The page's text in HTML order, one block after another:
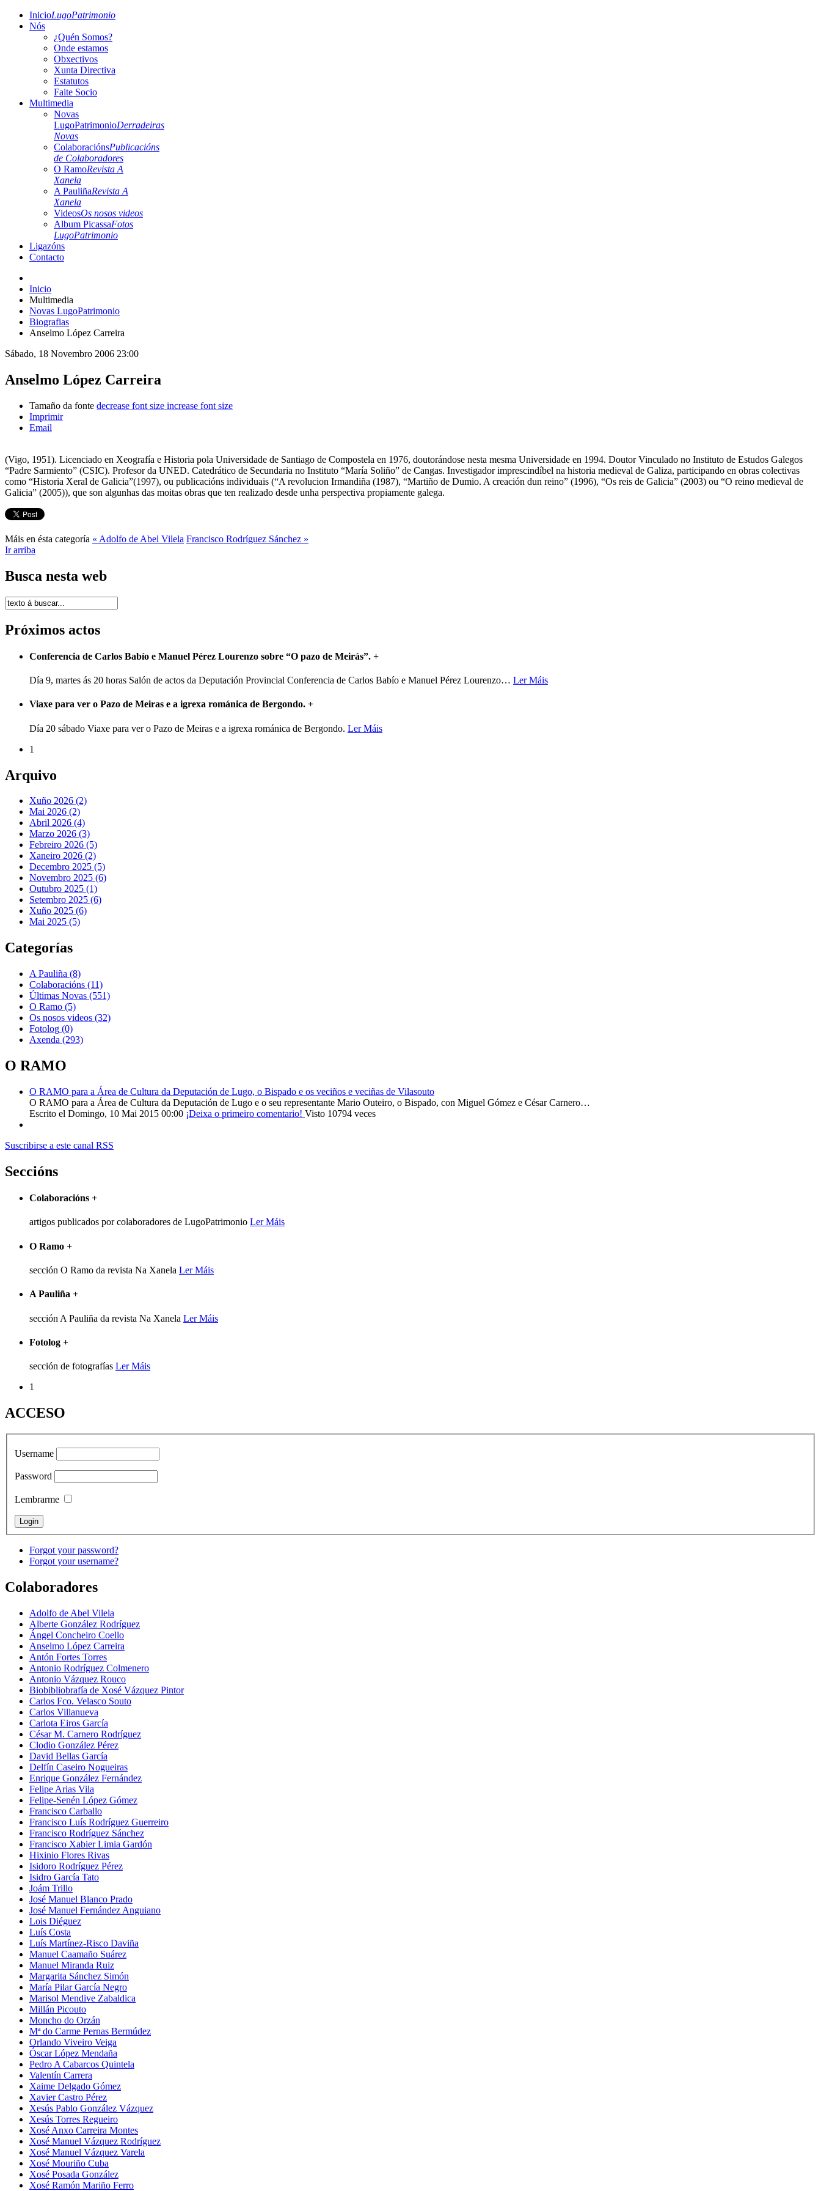
InicioLugoPatrimonio
Nós
¿Quén Somos?
Onde estamos
Obxectivos
Xunta Directiva
Estatutos
Faite Socio
Multimedia
Novas
LugoPatrimonioDerradeiras
Novas
ColaboraciónsPublicacións
de Colaboradores
O RamoRevista A
Xanela
A PauliñaRevista A
Xanela
VideosOs nosos videos
Album PicassaFotos
LugoPatrimonio
Ligazóns
Contacto
Inicio
Multimedia
Novas LugoPatrimonio
Biografias
Anselmo López Carreira
Sábado, 18 Novembro 2006 23:00
Anselmo López Carreira
Tamaño da fonte decrease font size increase font size
Imprimir
Email
(Vigo, 1951). Licenciado en Xeografía e Historia pola Universidade de Santiago de Compostela en 1976, doutorándose nesta mesma Universidade en 1994. Doutor Vinculado no Instituto de Estudos Galegos
“Padre Sarmiento” (CSIC). Profesor da UNED. Catedrático de Secundaria no Instituto “María Soliño” de Cangas. Investigador imprescindíbel na historia medieval de Galiza, participando en obras colectivas
como “Historia Xeral de Galicia”(1997), ou publicacións individuais (“A revolucion Irmandiña (1987), “Martiño de Dumio. A creación dun reino” (1996), “Os reis de Galicia” (2003) ou “O reino medieval de
Galicia” (2005)), que son algunhas das moitas obras que ten realizado desde unha perspectiva propiamente galega.
Máis en ésta categoría « Adolfo de Abel Vilela Francisco Rodríguez Sánchez »
Ir arriba
Busca nesta web
Próximos actos
Conferencia de Carlos Babío e Manuel Pérez Lourenzo sobre “O pazo de Meirás”. +
Día 9, martes ás 20 horas Salón de actos da Deputación Provincial Conferencia de Carlos Babío e Manuel Pérez Lourenzo… Ler Máis
Viaxe para ver o Pazo de Meiras e a igrexa románica de Bergondo. +
Día 20 sábado Viaxe para ver o Pazo de Meiras e a igrexa románica de Bergondo. Ler Máis
1
Arquivo
Xuño 2026 (2)
Mai 2026 (2)
Abril 2026 (4)
Marzo 2026 (3)
Febreiro 2026 (5)
Xaneiro 2026 (2)
Decembro 2025 (5)
Novembro 2025 (6)
Outubro 2025 (1)
Setembro 2025 (6)
Xuño 2025 (6)
Mai 2025 (5)
Categorías
A Pauliña (8)
Colaboracións (11)
Últimas Novas (551)
O Ramo (5)
Os nosos videos (32)
Fotolog (0)
Axenda (293)
O RAMO
O RAMO para a Área de Cultura da Deputación de Lugo, o Bispado e os veciños e veciñas de Vilasouto
O RAMO para a Área de Cultura da Deputación de Lugo e o seu representante Mario Outeiro, o Bispado, con Miguel Gómez e César Carnero…
Escrito el Domingo, 10 Mai 2015 00:00 ¡Deixa o primeiro comentario! Visto 10794 veces
Suscribirse a este canal RSS
Seccións
Colaboracións +
artigos publicados por colaboradores de LugoPatrimonio Ler Máis
O Ramo +
sección O Ramo da revista Na Xanela Ler Máis
A Pauliña +
sección A Pauliña da revista Na Xanela Ler Máis
Fotolog +
sección de fotografías Ler Máis
1
ACCESO
Username
Password
Lembrarme
Forgot your password?
Forgot your username?
Colaboradores
Adolfo de Abel Vilela
Alberte González Rodríguez
Ángel Concheiro Coello
Anselmo López Carreira
Antón Fortes Torres
Antonio Rodríguez Colmenero
Antonio Vázquez Rouco
Biobibliobrafía de Xosé Vázquez Pintor
Carlos Fco. Velasco Souto
Carlos Villanueva
Carlota Eiros García
César M. Carnero Rodríguez
Clodio González Pérez
David Bellas García
Delfín Caseiro Nogueiras
Enrique González Fernández
Felipe Arias Vila
Felipe-Senén López Gómez
Francisco Carballo
Francisco Luís Rodríguez Guerreiro
Francisco Rodríguez Sánchez
Francisco Xabier Limia Gardón
Hixinio Flores Rivas
Isidoro Rodríguez Pérez
Isidro García Tato
Joám Trillo
José Manuel Blanco Prado
José Manuel Fernández Anguiano
Lois Diéguez
Luís Costa
Luís Martínez-Risco Daviña
Manuel Caamaño Suárez
Manuel Miranda Ruiz
Margarita Sánchez Simón
María Pilar García Negro
Marisol Mendive Zabaldica
Millán Picouto
Moncho do Orzán
Mª do Carme Pernas Bermúdez
Orlando Viveiro Veiga
Óscar López Mendaña
Pedro A Cabarcos Quintela
Valentín Carrera
Xaime Delgado Gómez
Xavier Castro Pérez
Xesús Pablo González Vázquez
Xesús Torres Regueiro
Xosé Anxo Carreira Montes
Xosé Manuel Vázquez Rodríguez
Xosé Manuel Vázquez Varela
Xosé Mouriño Cuba
Xosé Posada González
Xosé Ramón Mariño Ferro